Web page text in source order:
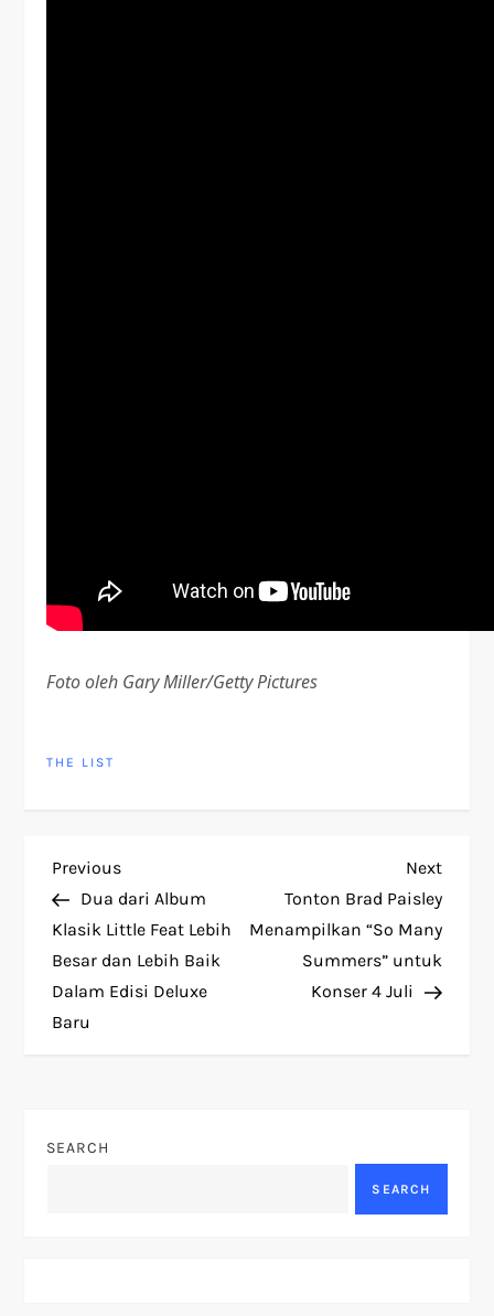
Foto oleh Gary Miller/Getty Pictures
THE LIST
P
o
s
t
a
Previous
Post
Previous
Dua dari Album
Klasik Little Feat Lebih
Besar dan Lebih Baik
Dalam Edisi Deluxe
Baru
Next
Post
Next
Tonton Brad Paisley
Menampilkan “So Many
Summers” untuk
Konser 4 Juli
SEARCH
SEARCH